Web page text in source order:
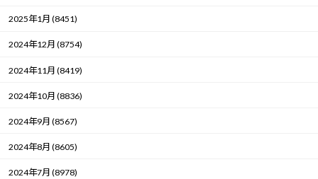
2025年1月 (8451)
2024年12月 (8754)
2024年11月 (8419)
2024年10月 (8836)
2024年9月 (8567)
2024年8月 (8605)
2024年7月 (8978)